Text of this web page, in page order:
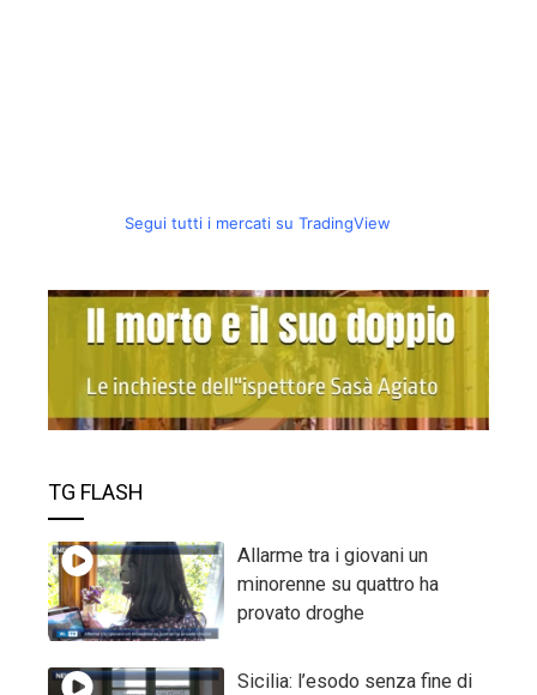
Segui tutti i mercati su TradingView
TG FLASH
Allarme tra i giovani un
minorenne su quattro ha
provato droghe
Sicilia: l’esodo senza fine di